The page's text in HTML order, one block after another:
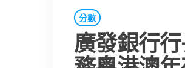
分數
廣發銀行